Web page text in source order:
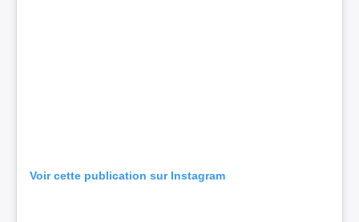
Voir cette publication sur Instagram